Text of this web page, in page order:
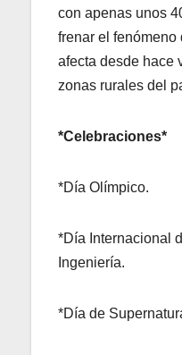
con apenas unos
frenar el
afecta desde hace
zonas rurales del
*Celebraciones*
*Día Olímpico.
*Día Internacional
Ingeniería.
*Día de